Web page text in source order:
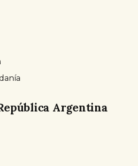
Argentina